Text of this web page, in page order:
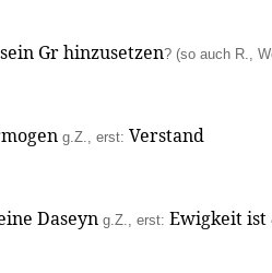
Gr hinzusetzen? (so auch R.,
g.Z., erst: Verstand
Daseyn g.Z., erst: Ewigkeit ist